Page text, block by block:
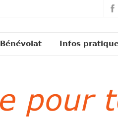
Bénévolat Infos